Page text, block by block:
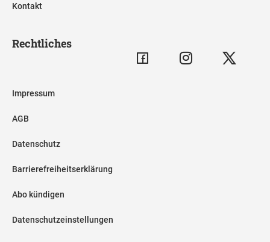
Kontakt
Rechtliches
Impressum
AGB
Datenschutz
Barrierefreiheitserklärung
Abo kündigen
Datenschutzeinstellungen